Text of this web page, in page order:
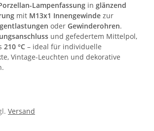
Lampenfassung in glänzend
mit M13x1 Innengewinde zur
oder Gewinderohren.
und gefedertem Mittelpol,
210 °C – ideal für individuelle
Vintage-Leuchten und dekorative
Versand